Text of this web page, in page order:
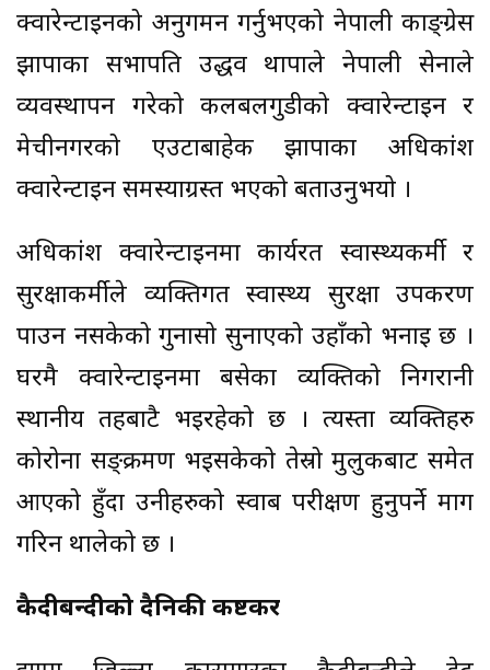
क्वारेन्टाइनको अनुगमन गर्नुभएको नेपाली काङ्ग्रेस
झापाका सभापति उद्धव थापाले नेपाली सेनाले
व्यवस्थापन गरेको कलबलगुडीको क्वारेन्टाइन र
मेचीनगरको एउटाबाहेक झापाका अधिकांश
क्वारेन्टाइन समस्याग्रस्त भएको बताउनुभयो ।
अधिकांश क्वारेन्टाइनमा कार्यरत स्वास्थ्यकर्मी र
सुरक्षाकर्मीले व्यक्तिगत स्वास्थ्य सुरक्षा उपकरण
पाउन नसकेको गुनासो सुनाएको उहाँको भनाइ छ ।
घरमै क्वारेन्टाइनमा बसेका व्यक्तिको निगरानी
स्थानीय तहबाटै भइरहेको छ । त्यस्ता व्यक्तिहरु
कोरोना सङ्क्रमण भइसकेको तेस्रो मुलुकबाट समेत
आएको हुँदा उनीहरुको स्वाब परीक्षण हुनुपर्ने माग
गरिन थालेको छ ।
कैदीबन्दीको दैनिकी कष्टकर